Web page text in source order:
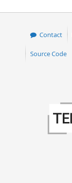
Contact
Source Code